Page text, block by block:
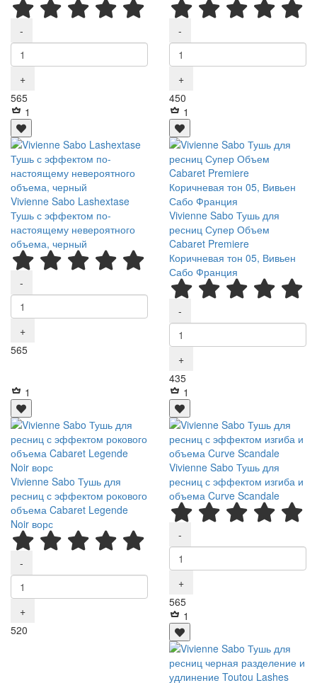
-
+
565Р
-
+
450
1
Vivienne Sabo Lashextase
Тушь с эффектом по-
настоящему невероятного
объема, черный
-
+
565Р
1
Vivienne Sabo Тушь для
ресниц Супер Объем
Cabaret Premiere
Коричневая тон 05, Вивьен
Сабо Франция
-
+
435Р
1
Vivienne Sabo Тушь для
ресниц с эффектом рокового
объема Cabaret Legende
Noir ворс
-
+
520
1
Vivienne Sabo Тушь для
ресниц с эффектом изгиба и
объема Curve Scandale
-
+
565Р
1